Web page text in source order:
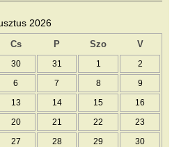
2026
Cs P Szo V
30 31 1 2
6 7 8 9
13 14 15 16
20 21 22 23
27 28 29 30